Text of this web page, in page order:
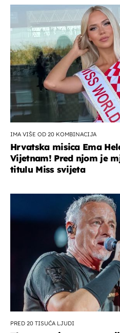
IMA VIŠE OD 20 KOMBINACIJA
Hrvatska misica Ema
Vijetnam! Pred njom je
titulu Miss svijeta
PRED 20 TISUĆA LJUDI